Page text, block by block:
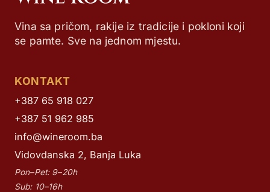
Vina sa pričom, rakije iz tradicije i pokloni koji
se pamte. Sve na jednom mjestu.
KONTAKT
+387 65 918 027
+387 51 962 985
info@wineroom.ba
Vidovdanska 2, Banja Luka
Pon–Pet: 9–20h
Sub: 10–16h